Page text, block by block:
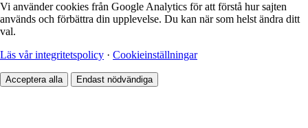
Vi använder cookies från Google Analytics för att förstå hur sajten
används och förbättra din upplevelse. Du kan när som helst ändra ditt
val.
Läs vår integritetspolicy · Cookieinställningar
Acceptera alla Endast nödvändiga